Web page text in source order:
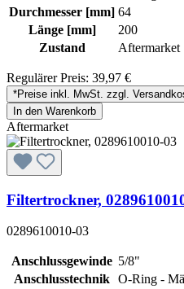
Durchmesser [mm] 64
Länge [mm]
200
Zustand
Aftermarket
Regulärer Preis: 39,97 €
*Preise inkl. MwSt. zzgl.
In den Warenkorb
Aftermarket
Filtertrockner,
0289610010-03
Anschlussgewinde 5/8"
Anschlusstechnik O-Ring -